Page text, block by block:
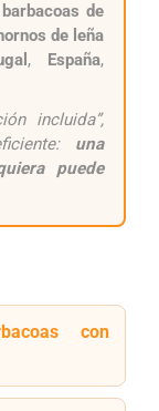
barbacoas de
hornos de leña
, España,
incluida”,
una
puede
con